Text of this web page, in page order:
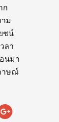
ก
ม
ชน์
ลา
นมา
าษณ์